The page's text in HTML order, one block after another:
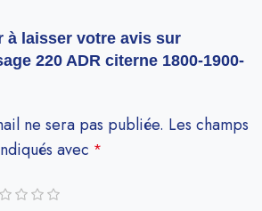
à laisser votre avis sur
220 ADR citerne 1800-1900-
ne sera pas publiée. Les champs
avec *